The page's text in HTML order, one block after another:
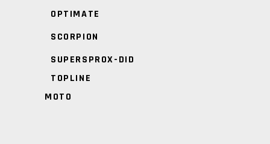
OPTIMATE
SCORPION
SUPERSPROX-DID
TOPLINE
MOTO